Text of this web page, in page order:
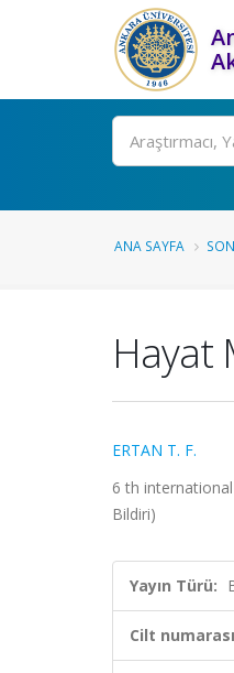
Ara
ANA SAYFA
Hayat
ERTAN T. F.
6 th
Bildiri)
Yayın Türü:
Cilt